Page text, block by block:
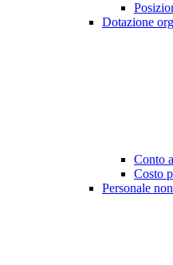
Dotazione
Conto
Costo
Personale